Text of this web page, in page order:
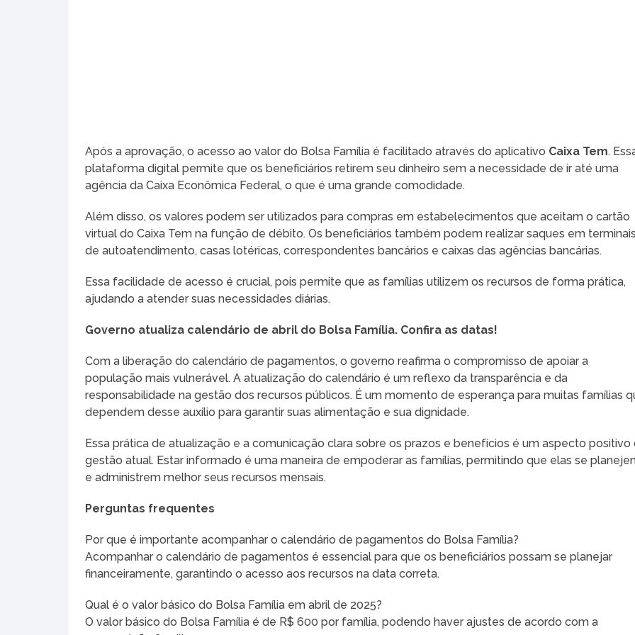
Após a aprovação, o acesso ao valor do Bolsa Família é facilitado através do aplicativo Caixa Tem.
plataforma digital permite que os beneficiários retirem seu dinheiro sem a necessidade de ir até uma
agência da Caixa Econômica Federal, o que é uma grande comodidade.
Além disso, os valores podem ser utilizados para compras em estabelecimentos que aceitam o cartão
virtual do Caixa Tem na função de débito. Os beneficiários também podem realizar saques em
de autoatendimento, casas lotéricas, correspondentes bancários e caixas das agências bancárias.
Essa facilidade de acesso é crucial, pois permite que as famílias utilizem os recursos de forma prática,
ajudando a atender suas necessidades diárias.
Governo atualiza calendário de abril do Bolsa Família. Confira as datas!
Com a liberação do calendário de pagamentos, o governo reafirma o compromisso de apoiar a
população mais vulnerável. A atualização do calendário é um reflexo da transparência e da
responsabilidade na gestão dos recursos públicos. É um momento de esperança para muitas famílias
dependem desse auxílio para garantir suas alimentação e sua dignidade.
Essa prática de atualização e a comunicação clara sobre os prazos e benefícios é um aspecto positivo
gestão atual. Estar informado é uma maneira de empoderar as famílias, permitindo que elas se
e administrem melhor seus recursos mensais.
Perguntas frequentes
Por que é importante acompanhar o calendário de pagamentos do Bolsa Família?
Acompanhar o calendário de pagamentos é essencial para que os beneficiários possam se planejar
financeiramente, garantindo o acesso aos recursos na data correta.
Qual é o valor básico do Bolsa Família em abril de 2025?
O valor básico do Bolsa Família é de R$ 600 por família, podendo haver ajustes de acordo com a